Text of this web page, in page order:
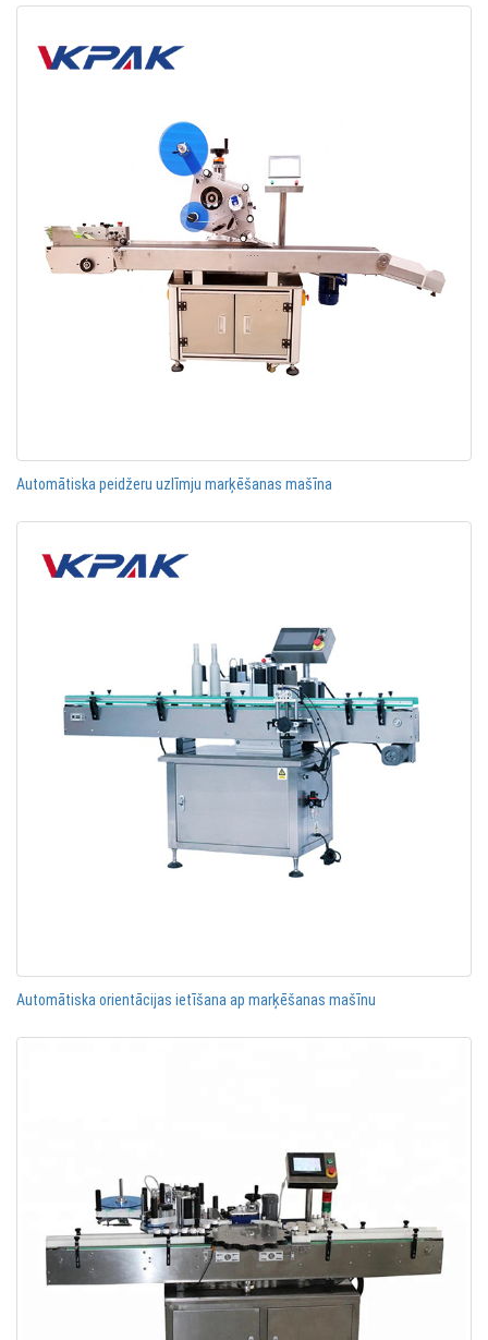
Automātiska peidžeru uzlīmju marķēšanas mašīna
Automātiska orientācijas ietīšana ap marķēšanas mašīnu